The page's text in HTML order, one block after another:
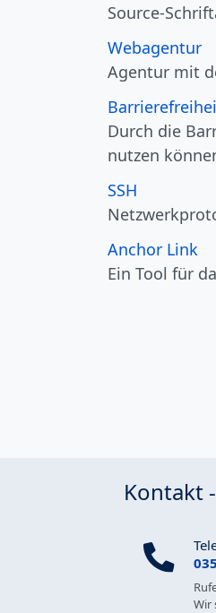
Source-
Webagentur
Agentur mit
Durch die
nutzen
SSH
Anchor Link
Ein Tool für
Kontakt
Wir